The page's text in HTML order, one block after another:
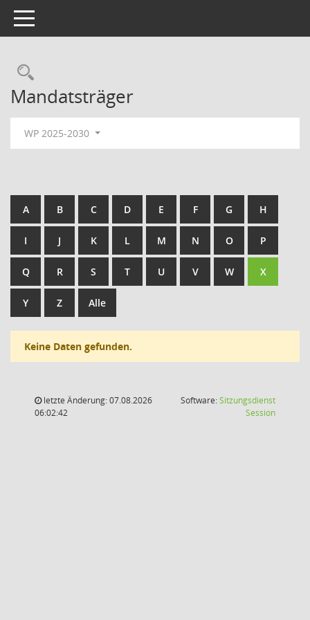
Toggle navigation
Rechercheauswahl
Mandatsträger
WP 2025-2030
A B C D E F G H
I J K L M N O P
Q R S T U V W X
Y Z Alle
Keine Daten gefunden.
letzte Änderung: 07.08.2026
06:02:42
Software:Sitzungsdienst
Session(Wird in